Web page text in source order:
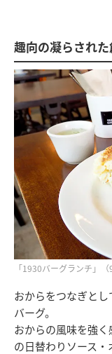
趣向の凝らされ
「1930バーグランチ」
おからをつなぎと
バーグ。
おからの風味を強
の日替わりソース